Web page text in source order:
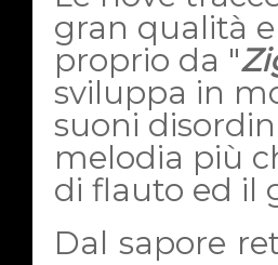
gran qualità
proprio da "
sviluppa in
suoni
melodia più
di flauto ed il
Dal sapore